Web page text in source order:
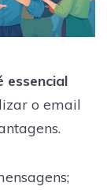
essencial
o email